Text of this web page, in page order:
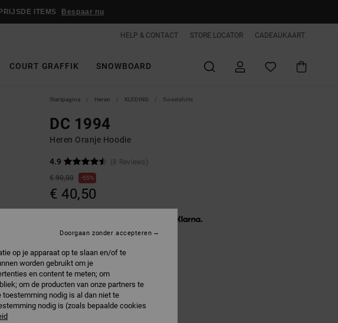
ITEMS Bespaar nu
HELP & CONTACT STORE LOCATOR CADEAUKAART
COURT GRAFFIK SNOWBOARD
Startpagina Heren KLEDING Sweatshirts
DC 1994
Heren Oranje Hoodie
4.9
(8 Reviews)
€ 90,00
55%
€ 40,50
SALE ON SALE 25% EXTRA
Kleur Picante
op je apparaat op te slaan en/of te
worden gebruikt om je
en content te meten; om
om de producten van onze partners te
nodig is al dan niet te
nodig is (zoals bepaalde cookies
Doorgaan zonder accepteren